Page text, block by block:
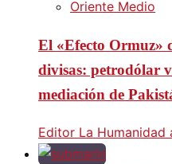
Oriente Medio
El «Efecto Ormuz»
divisas: petrodólar
mediación de
Editor La Humanidad